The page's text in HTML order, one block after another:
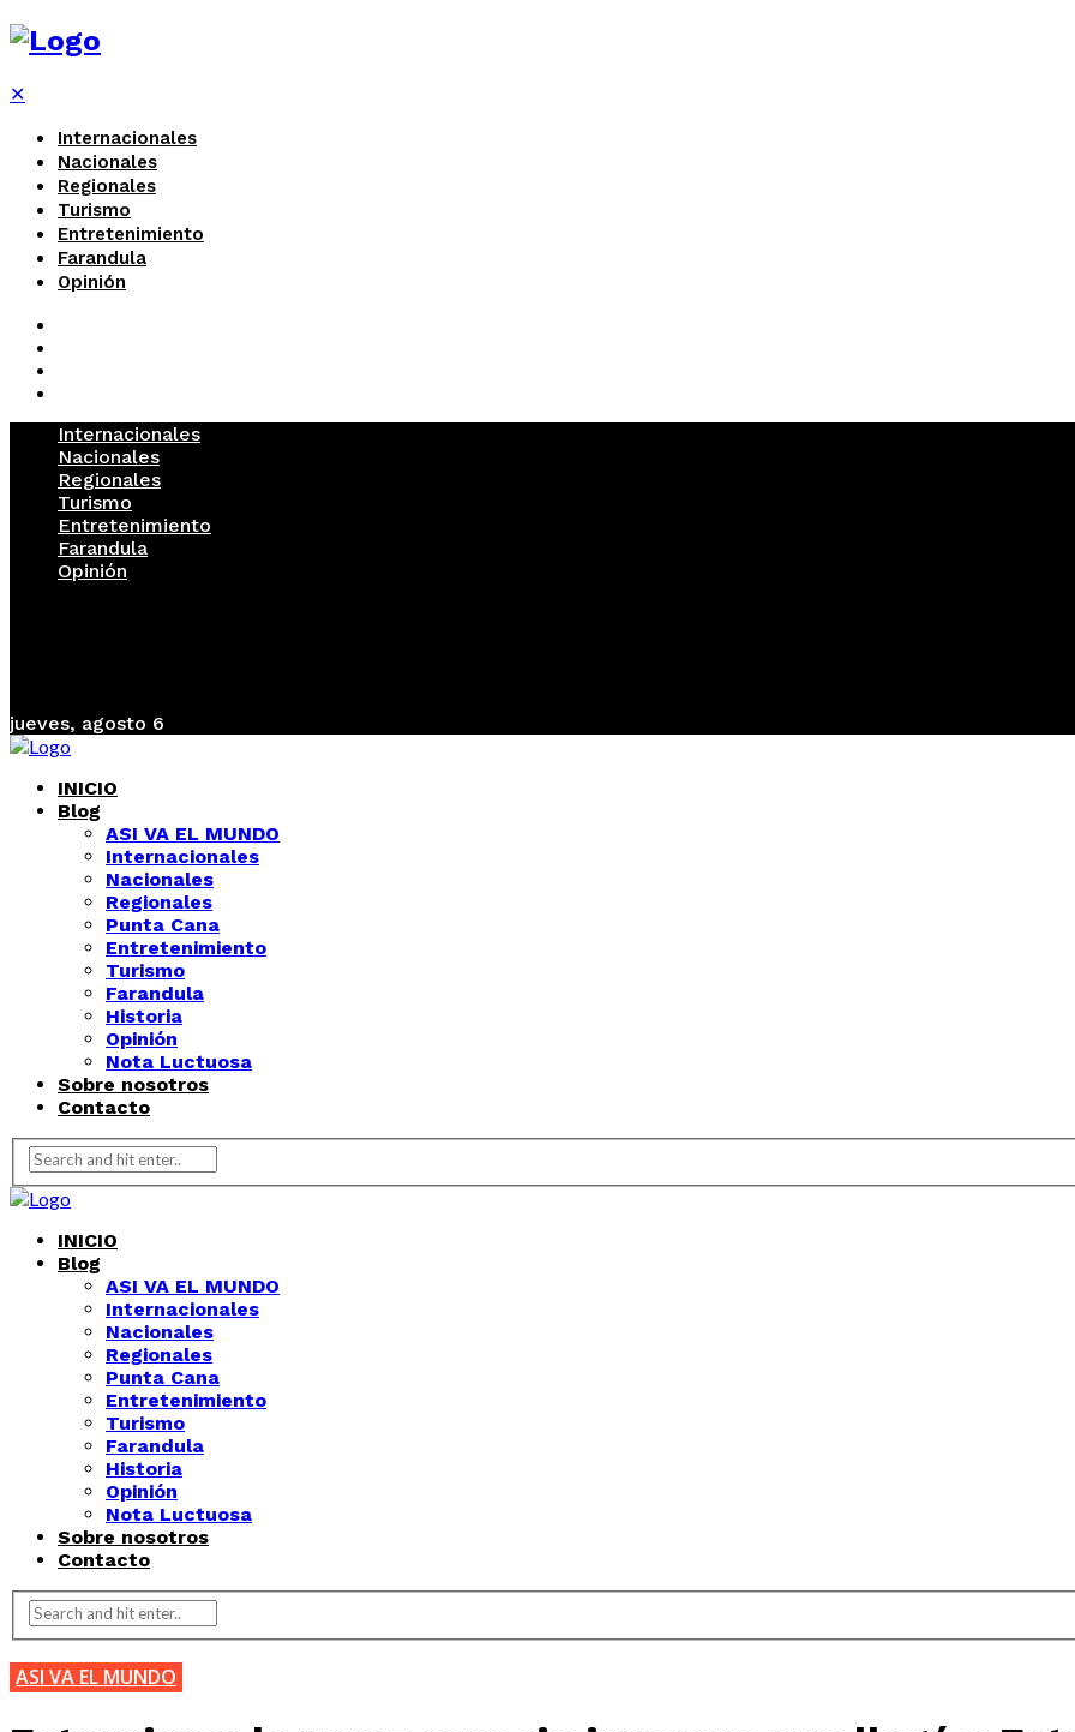
✕
Internacionales
Nacionales
Regionales
Turismo
Entretenimiento
Farandula
Opinión
Internacionales
Nacionales
Regionales
Turismo
Entretenimiento
Farandula
Opinión
jueves, agosto 6
INICIO
Blog
ASI VA EL MUNDO
Internacionales
Nacionales
Regionales
Punta Cana
Entretenimiento
Turismo
Farandula
Historia
Opinión
Nota Luctuosa
Sobre nosotros
Contacto
INICIO
Blog
ASI VA EL MUNDO
Internacionales
Nacionales
Regionales
Punta Cana
Entretenimiento
Turismo
Farandula
Historia
Opinión
Nota Luctuosa
Sobre nosotros
Contacto
ASI VA EL MUNDO